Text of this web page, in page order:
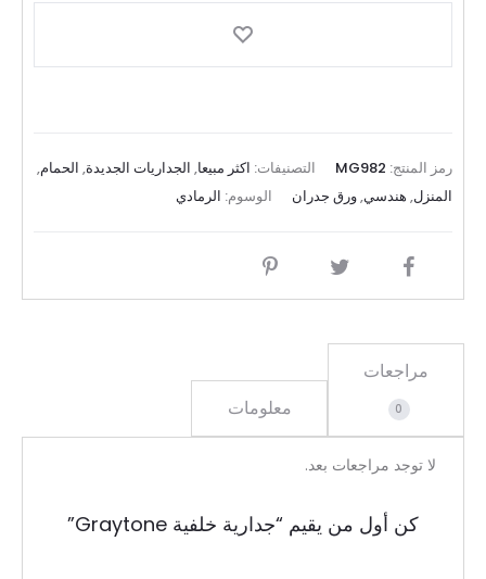
رمز المنتج: MG982 التصنيفات: اکثر مبیعا, الجداريات الجديدة, الحمام,
المنزل, هندسي,ورق جدران الوسوم: الرمادي
مراجعات
0 معلومات
ا
لا توجد مراجعات بعد.
كن أول من يقيم “جدارية خلفية Graytone”